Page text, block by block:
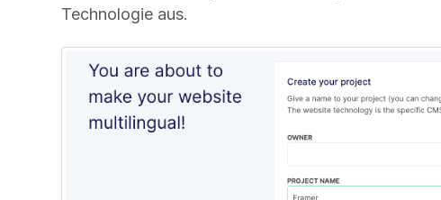
Technologie aus.